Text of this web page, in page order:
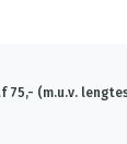
75,- (m.u.v.